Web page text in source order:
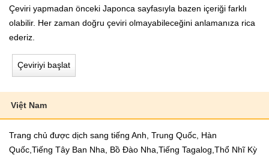
Çeviri yapmadan önceki Japonca sayfasıyla bazen içeriği farklı
olabilir. Her zaman doğru çeviri olmayabileceğini anlamanıza rica
ederiz.
Çeviriyi başlat
Việt Nam
Trang chủ được dịch sang tiếng Anh, Trung Quốc, Hàn
Quốc,Tiếng Tây Ban Nha, Bồ Đào Nha,Tiếng Tagalog,Thổ Nhĩ Kỳ